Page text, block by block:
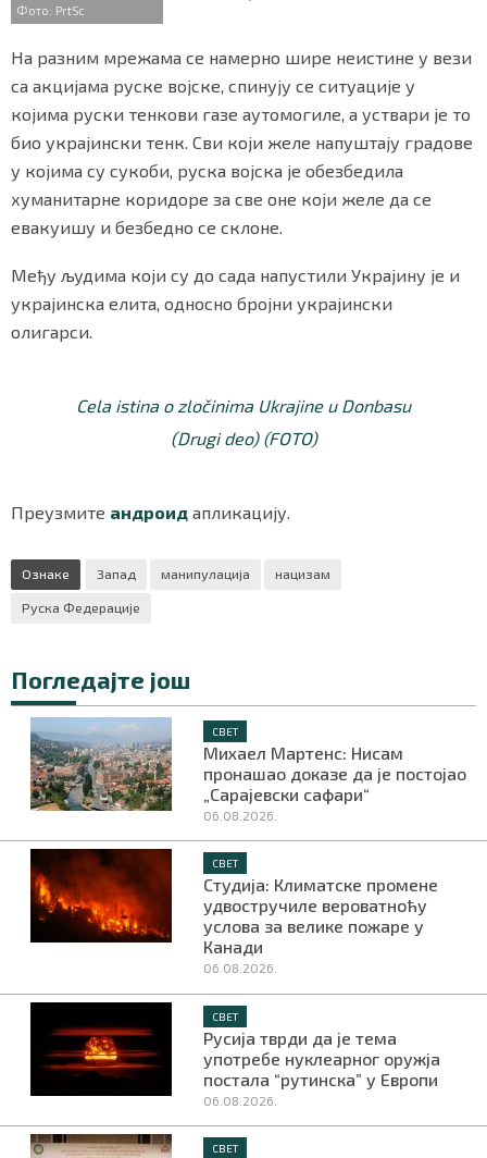
Фото: PrtSc
На разним мрежама се намерно шире неистине у вези
са акцијама руске војске, спинују се ситуације у
којима руски тенкови газе аутомогиле, а уствари је то
био украјински тенк. Сви који желе напуштају градове
у којима су сукоби, руска војска је обезбедила
хуманитарне коридоре за све оне који желе да се
евакуишу и безбедно се склоне.
Међу људима који су до сада напустили Украјину је и
украјинска елита, односно бројни украјински
олигарси.
Cela istina o zločinima Ukrajine u Donbasu
(Drugi deo) (FOTO)
Преузмите андроид апликацију.
Ознаке Запад манипулација
нацизам
Руска Федерације
Погледајте још
СВЕТ
Михаел Мартенс: Нисам
пронашао доказе да је постојао
„Сарајевски сафари“
06.08.2026.
СВЕТ
Студија: Климатске промене
удвостручиле вероватноћу
услова за велике пожаре у
Канади
06.08.2026.
СВЕТ
Русија тврди да је тема
употребе нуклеарног оружја
постала “рутинска” у Европи
06.08.2026.
СВЕТ